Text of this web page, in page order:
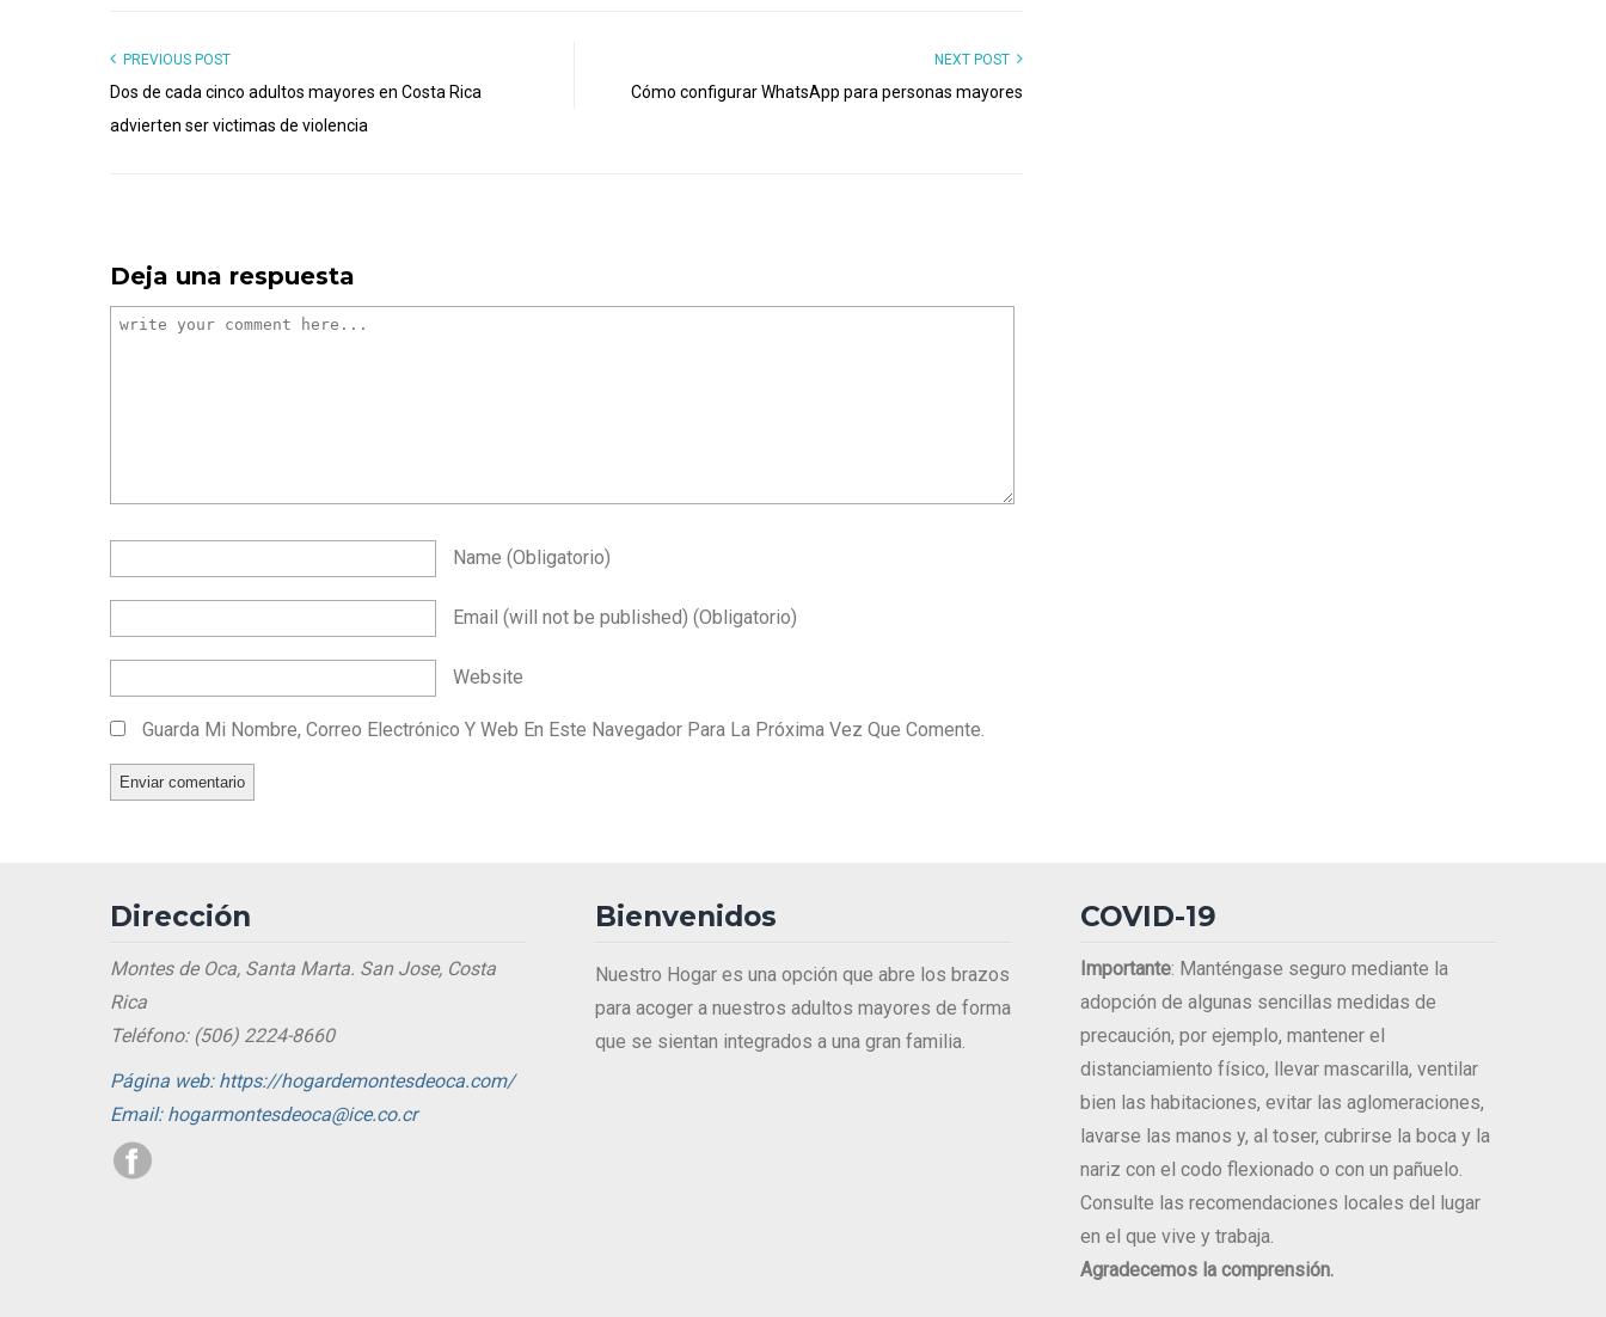
PREVIOUS POST
Dos de cada cinco adultos mayores en Costa Rica
advierten ser victimas de violencia
NEXT POST
Cómo configurar WhatsApp para personas mayores
Deja una respuesta
Name (obligatorio)
Email (will not be published) (obligatorio)
Website
Guarda Mi Nombre, Correo Electrónico Y Web En Este Navegador Para La Próxima Vez Que Comente.
Dirección
Montes de Oca, Santa Marta. San Jose, Costa
Rica
Teléfono: (506) 2224-8660
Página web: https://hogardemontesdeoca.com/
Email: hogarmontesdeoca@ice.co.cr
Bienvenidos
Nuestro Hogar es una opción que abre los brazos
para acoger a nuestros adultos mayores de forma
que se sientan integrados a una gran familia.
COVID-19
Importante: Manténgase seguro mediante la
adopción de algunas sencillas medidas de
precaución, por ejemplo, mantener el
distanciamiento físico, llevar mascarilla, ventilar
bien las habitaciones, evitar las aglomeraciones,
lavarse las manos y, al toser, cubrirse la boca y la
nariz con el codo flexionado o con un pañuelo.
Consulte las recomendaciones locales del lugar
en el que vive y trabaja.
Agradecemos la comprensión.